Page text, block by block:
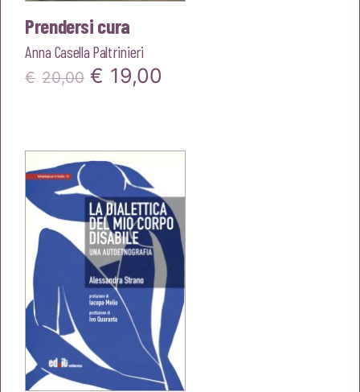
Prendersi cura
Anna Casella Paltrinieri
€ 20,00 Il
era:
€20,00.
€ 19,00
€19,00.